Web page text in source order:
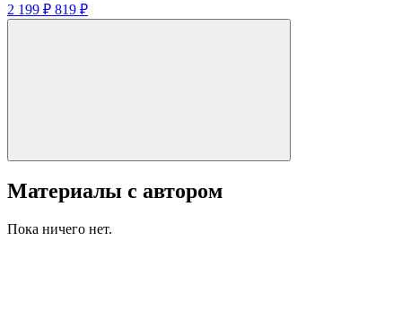
2 199 ₽ 819 ₽
Материалы с автором
Пока ничего нет.